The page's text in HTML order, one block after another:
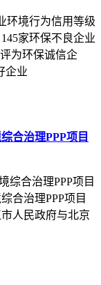
环境行为信用等级
家环保不良企业
为环保诚信企
企业
合治理PPP项目
综合治理PPP项目
合治理PPP项目
人民政府与北京